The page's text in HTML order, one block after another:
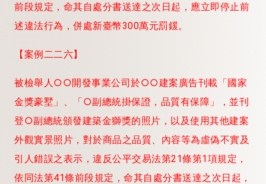
前段規定，命其自處分書送達之次日起，應立即停止前
述違法行為，併處新臺幣300萬元罰鍰。
【案例二二六】
被檢舉人○○開發事業公司於○○建案廣告刊載「國家
金獎豪墅」、「○副總統掛保證，品質有保障」，並刊
登○副總統頒發建築金獅獎的照片，以及使用其他建案
外觀實景照片，對於商品之品質、內容等為虛偽不實及
引人錯誤之表示，違反公平交易法第21條第1項規定，
依同法第41條前段規定，命其自處分書送達之次日起，